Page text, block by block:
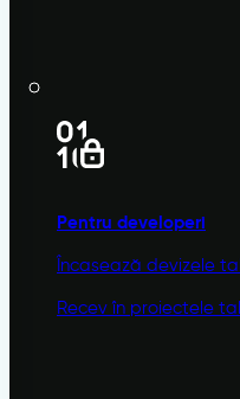
Pentru developeri
Încasează devizele
Recev în proiectele